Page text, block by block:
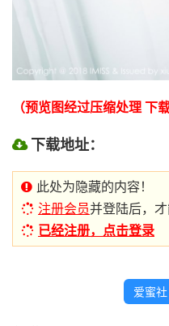
（预览图经过压缩处理 下
下载地址：
此处为隐藏的内容！
注册会员并登陆后，
已经注册，点击登录
爱蜜社